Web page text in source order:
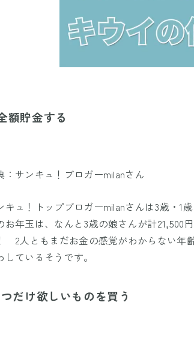
額貯金する
：サンキュ！ブロガーmilanさん
キュ！トップブロガーmilanさんは3歳・1
お年玉は、なんと3歳の娘さんが計21,500
2人ともまだお金の感覚がわからない年
しているそうです。
だけ欲しいものを買う